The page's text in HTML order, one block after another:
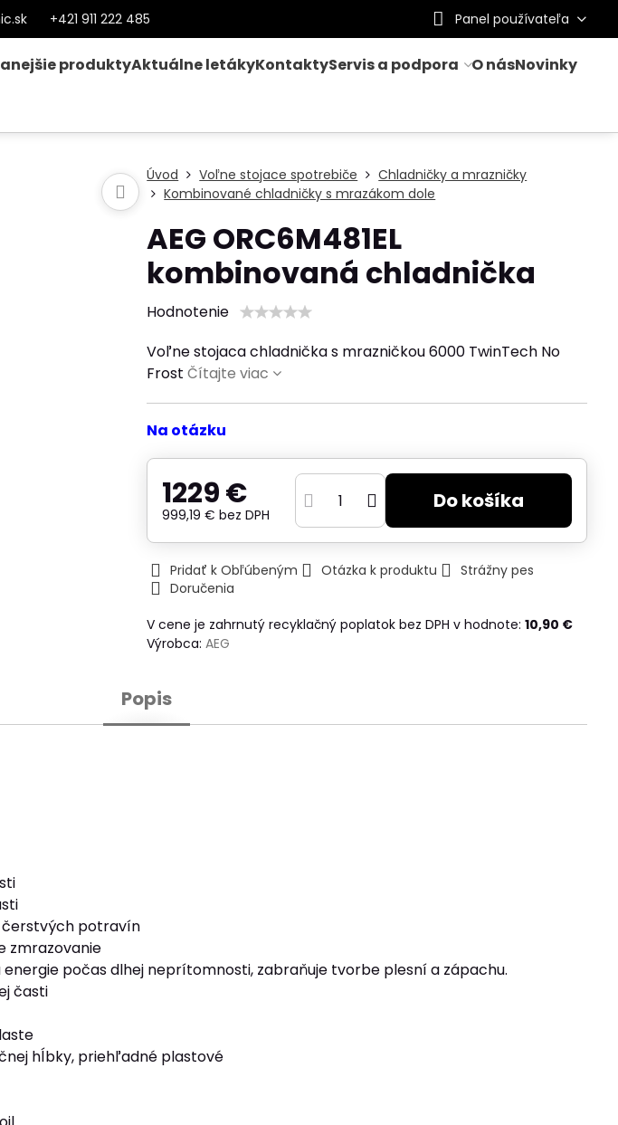
+421 911 222 485 Panel používateľa
produktyAktuálne letákyKontaktyServis a podpora O násNovinky
Úvod Voľne stojace spotrebiče
Chladničky a mrazničky
Kombinované chladničky s mrazákom dole
AEG ORC6M481EL
kombinovaná chladnička
Hodnotenie
Voľne stojaca chladnička s mrazničkou 6000 TwinTech No
FrostČítajte viac
Na otázku
1229 €
999,19 €bez DPH
Do košíka
Pridať k Obľúbeným Otázka k produktu
Strážny pes
Doručenia
V cene je zahrnutý recyklačný poplatok bez DPH v hodnote:10,90 €
Výrobca:AEG
Popis
čerstvých potravín
zmrazovanie
počas dlhej neprítomnosti, zabraňuje tvorbe plesní a zápachu.
časti
hĺbky, priehľadné plastové